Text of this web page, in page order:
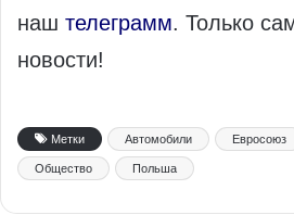
наш телеграмм. Только
новости!
Метки Автомобили Евросоюз
Общество Польша